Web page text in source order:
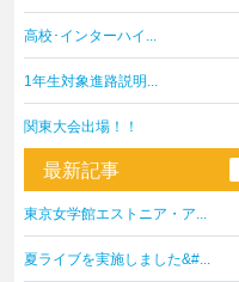
高校･インターハイ...
1年生対象進路説明...
関東大会出場！！
最新記事
東京女学館エストニア・ア...
夏ライブを実施しました&#...